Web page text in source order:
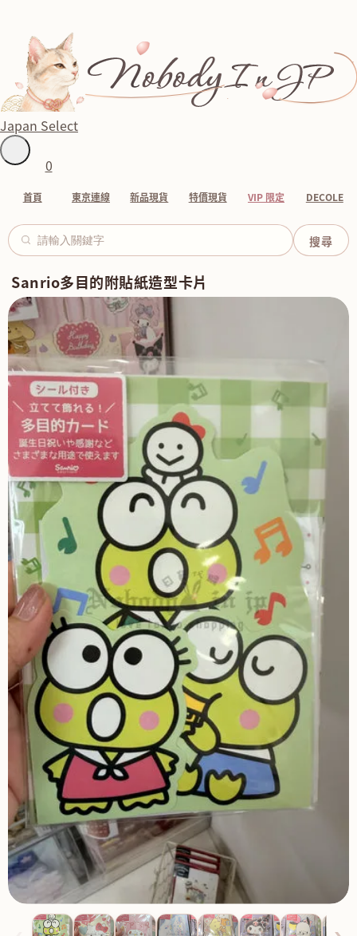
Japan Select
0
首頁 東京連線 新品現貨 特價現貨 VIP 限定 DECOLE
Sanrio多目的附貼紙造型卡片